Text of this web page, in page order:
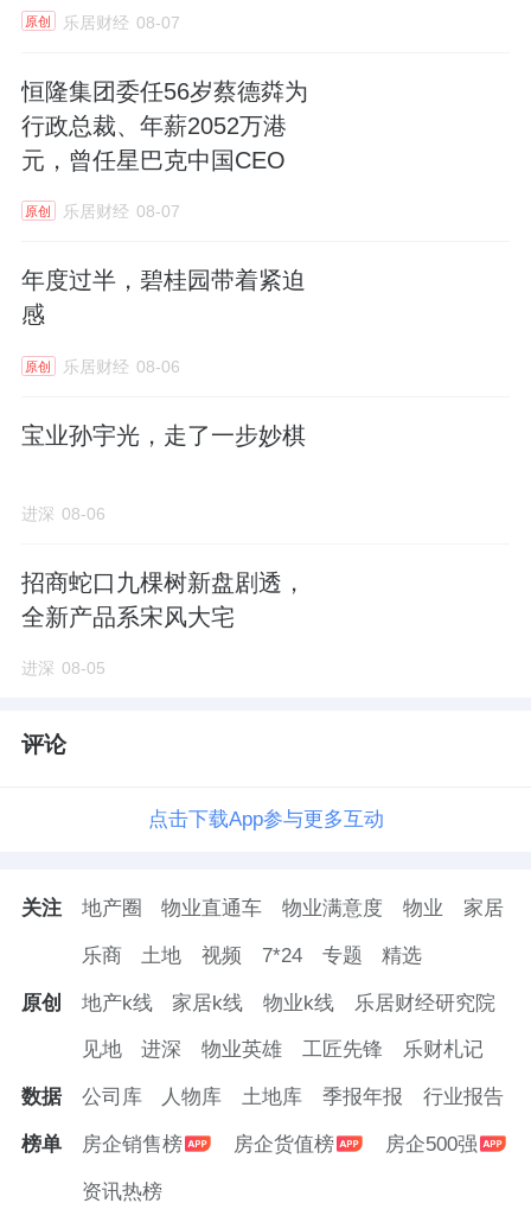
专属感的追求，摒弃了标准化复制的开发模
风貌别墅，每一栋建筑都结合地块肌理与历史
风貌，定制独立的空间方案与立面表达，让历
史建筑的底蕴与现代居住的舒适实现了完美融
合。
即便是面向改善客群的时代之城，也没有止步
研，挖掘全家庭周期的真实居住痛点，将定制
（*时代之城实景图，仅作示意用）
考验，更是对房企资金实力与资源整合能力的
信用背书与多业态协同的资源优势。从顶豪到
宅从“标准化复制的居住容器”，进化为“可个性
他性、让模仿者无从下手的核心壁垒。
重构“情感链接”
体系化运营沉淀长期主义价值
原创 乐居财经 08-07
恒隆集团委任56岁蔡德粦为
行政总裁、年薪2052万港
元，曾任星巴克中国CEO
原创 乐居财经 08-07
年度过半，碧桂园带着紧迫
感
原创 乐居财经 08-06
宝业孙宇光，走了一步妙棋
进深 08-06
招商蛇口九棵树新盘剧透，
全新产品系宋风大宅
进深 08-05
评论
点击下载App参与更多互动
关注 地产圈 物业直通车 物业满意度 物业 家居
乐商 土地 视频 7*24 专题 精选
原创 地产k线 家居k线 物业k线 乐居财经研究院
见地 进深 物业英雄 工匠先锋 乐财札记
数据 公司库 人物库 土地库 季报年报 行业报告
榜单 房企销售榜 房企货值榜 房企500强
资讯热榜